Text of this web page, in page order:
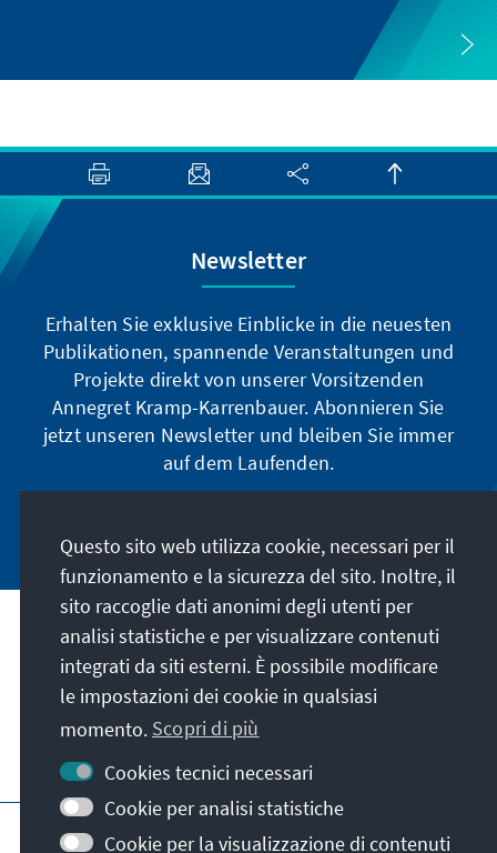
Newsletter
Erhalten Sie exklusive Einblicke in die neuesten
Publikationen, spannende Veranstaltungen und
Projekte direkt von unserer Vorsitzenden
Annegret Kramp-Karrenbauer. Abonnieren Sie
jetzt unseren Newsletter und bleiben Sie immer
auf dem Laufenden.
La nostra missione
Contatto
Altre offerte della fondazione
Colophon
Questo sito web utilizza cookie, necessari per il
funzionamento e la sicurezza del sito. Inoltre, il
sito raccoglie dati anonimi degli utenti per
analisi statistiche e per visualizzare contenuti
integrati da siti esterni. È possibile modificare
le impostazioni dei cookie in qualsiasi
momento. Scopri di più
Cookies tecnici necessari
Cookie per analisi statistiche
Cookie per la visualizzazione di contenuti